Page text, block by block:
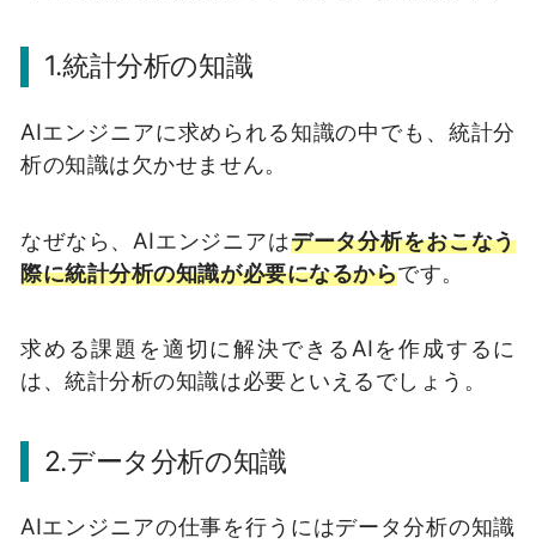
1.統計分析の知識
AIエンジニアに求められる知識の中でも、統計分
析の知識は欠かせません。
なぜなら、AIエンジニアはデータ分析をおこなう
際に統計分析の知識が必要になるからです。
求める課題を適切に解決できるAIを作成するに
は、統計分析の知識は必要といえるでしょう。
2.データ分析の知識
AIエンジニアの仕事を行うにはデータ分析の知識